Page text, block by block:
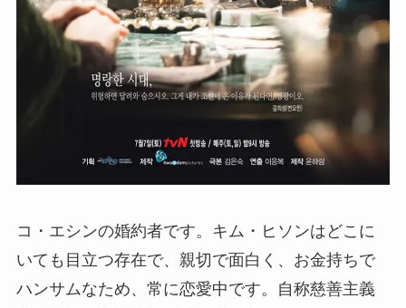
コ・エシンの婚約者です。キム・ヒソンはどこに
いても目立つ存在で、親切で面白く、お金持ちで
ハンサムなため、常に恋愛中です。自称慈善主義